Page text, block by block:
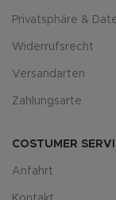
Privatsphäre &
Widerrufsrecht
Versandarten
Zahlungsarte
COSTUMER
Anfahrt